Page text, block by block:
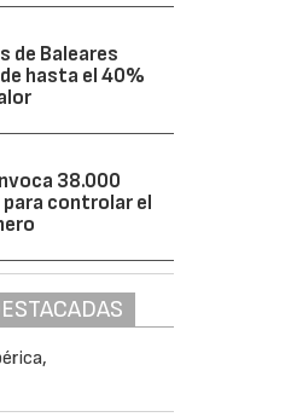
de Baleares
hasta el 40%
38.000
para controlar el